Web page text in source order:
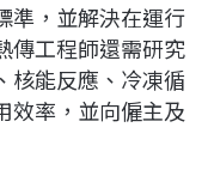
準，並解決在運行
傳工程師還需研究
核能反應、冷凍循
效率，並向僱主及